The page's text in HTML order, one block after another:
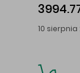
10 sierpnia